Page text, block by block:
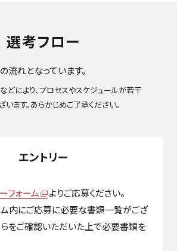
選考フロー
流れとなっています。
により、プロセスやスケジュールが若干
ます。あらかじめご了承ください。
エントリー
フォーム
よりご応募ください。
ム内にご応募に必要な書類一覧がござ
らをご確認いただいた上で必要書類を